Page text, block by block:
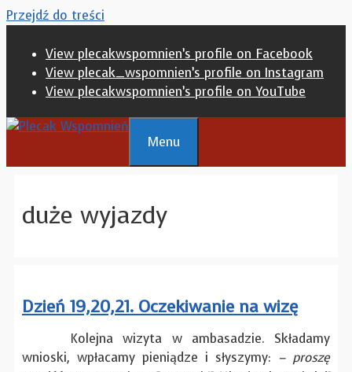
Przejdź do treści
View plecakwspomnien’s profile on Facebook
View plecak_wspomnien’s profile on Instagram
View plecakwspomnien’s profile on YouTube
Menu
duże wyjazdy
Dzień 19,20,21. Oczekiwanie na wizę
Kolejna wizyta w ambasadzie. Składamy
wnioski, wpłacamy pieniądze i słyszymy: – proszę